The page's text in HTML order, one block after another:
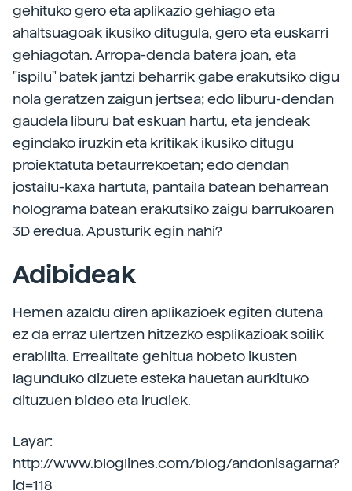
gehituko gero eta aplikazio gehiago eta
ahaltsuagoak ikusiko ditugula, gero eta euskarri
gehiagotan. Arropa-denda batera joan, eta
"ispilu" batek jantzi beharrik gabe erakutsiko digu
nola geratzen zaigun jertsea; edo liburu-dendan
gaudela liburu bat eskuan hartu, eta jendeak
egindako iruzkin eta kritikak ikusiko ditugu
proiektatuta betaurrekoetan; edo dendan
jostailu-kaxa hartuta, pantaila batean beharrean
holograma batean erakutsiko zaigu barrukoaren
3D eredua. Apusturik egin nahi?
Adibideak
Hemen azaldu diren aplikazioek egiten dutena
ez da erraz ulertzen hitzezko esplikazioak soilik
erabilita. Errealitate gehitua hobeto ikusten
lagunduko dizuete esteka hauetan aurkituko
dituzuen bideo eta irudiek.
Layar:
http://www.bloglines.com/blog/andonisagarna?
id=118